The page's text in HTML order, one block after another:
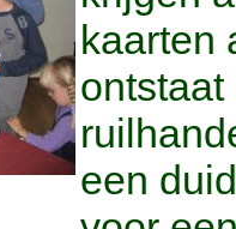
kaarten
een